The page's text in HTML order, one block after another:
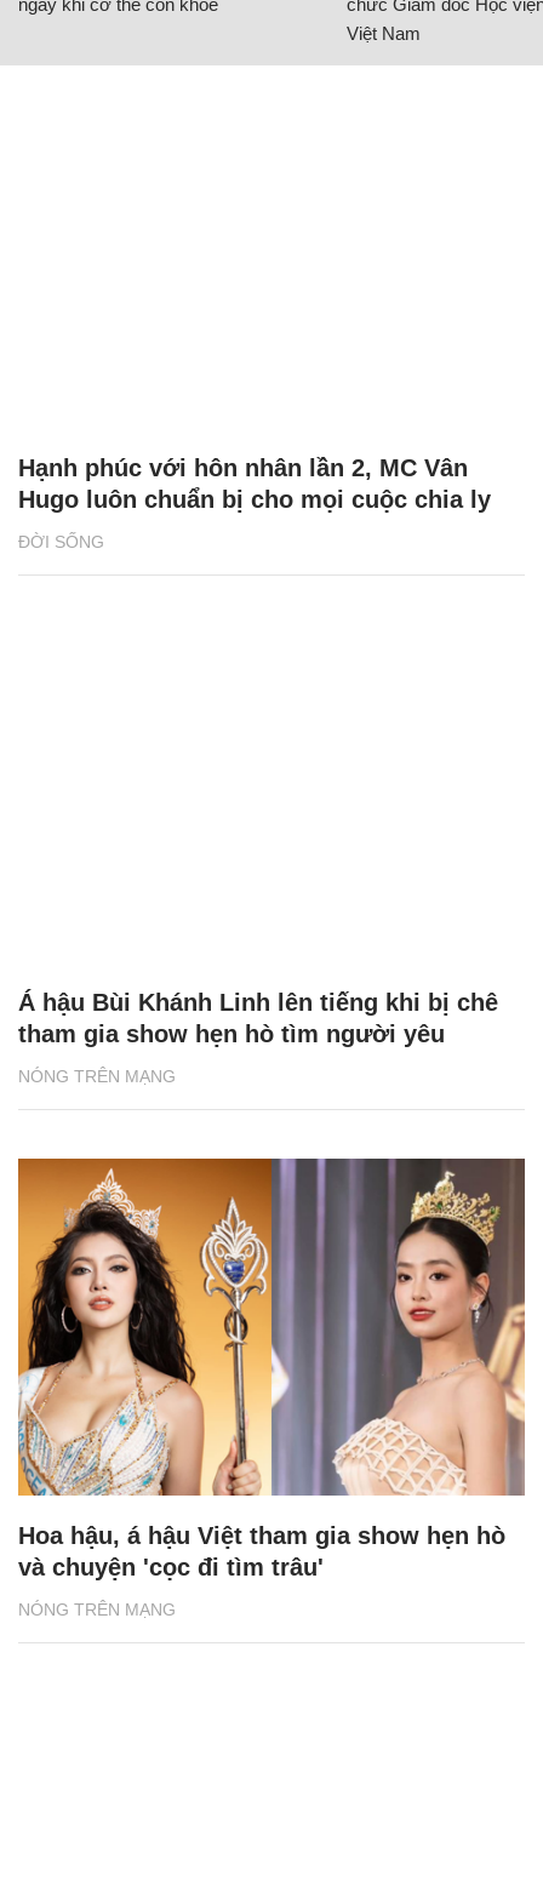
ngay khi cơ thể còn khỏe
chức Giám đốc Học
Việt Nam
ĐỜI SỐNG
Hạnh phúc với hôn nhân lần 2, MC Vân
Hugo luôn chuẩn bị cho mọi cuộc chia ly
NÓNG TRÊN MẠNG
Á hậu Bùi Khánh Linh lên tiếng khi bị chê
tham gia show hẹn hò tìm người yêu
NÓNG TRÊN MẠNG
Hoa hậu, á hậu Việt tham gia show hẹn hò
và chuyện 'cọc đi tìm trâu'